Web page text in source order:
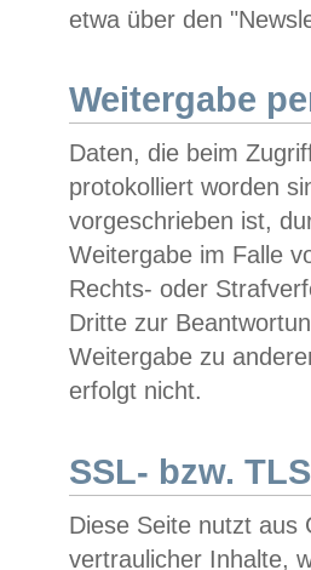
etwa über den
Weitergabe
Daten, die beim
protokolliert worden
vorgeschrieben ist,
Weitergabe im Falle
Rechts- oder
Dritte zur
Weitergabe zu
erfolgt nicht.
SSL- bzw.
Diese Seite nutzt aus
vertraulicher Inhalte,